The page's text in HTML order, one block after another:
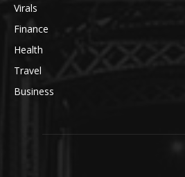
Virals
Finance
Health
Travel
Business